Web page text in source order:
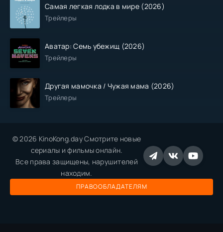
Самая легкая лодка в мире (2026)
Трейлеры
Аватар: Семь убежищ (2026)
Трейлеры
Другая мамочка / Чужая мама (2026)
Трейлеры
© 2026 KinoKong.day Смотрите новые
сериалы и фильмы онлайн.
Все права защищены, нарушителей
находим.
ПРАВООБЛАДАТЕЛЯМ